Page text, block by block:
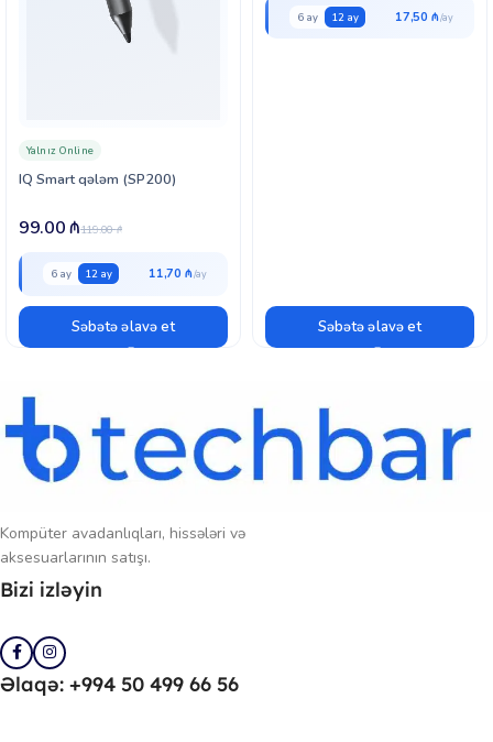
IQ Smart qələm (SP200)
Yalnız Online
119.00₼
99.00₼
6 ay 12 ay 11,70 ₼
Səbətə əlavə et
6 ay 12 ay 17,50 ₼
Səbətə əlavə et
Kompüter avadanlıqları, hissələri və
aksesuarlarının satışı.
Bizi izləyin
Əlaqə: +994 50 499 66 56